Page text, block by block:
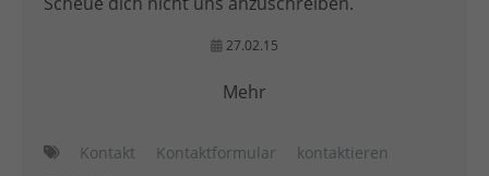
27.02.15
Mehr
Kontakt Kontaktformular
kontaktieren